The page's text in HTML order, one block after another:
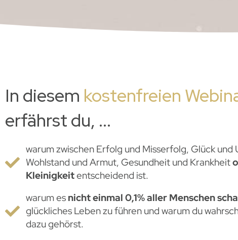
In diesem kostenfreien
erfährst du, ...
warum zwischen Erfolg und Misserfolg, Glück und
Wohlstand und Armut, Gesundheit und Krankheit
Kleinigkeitentscheidend ist.
warum es nicht einmal 0,1% aller Menschen
glückliches Leben zu führen und warum du
dazu gehörst.